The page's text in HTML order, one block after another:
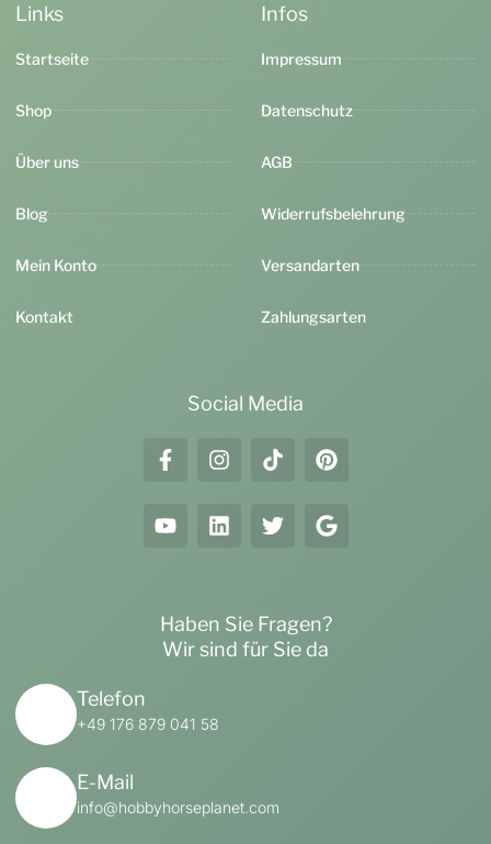
Links
Startseite
Shop
Über uns
Blog
Mein Konto
Kontakt
Infos
Impressum
Datenschutz
AGB
Widerrufsbelehrung
Versandarten
Zahlungsarten
Social Media
Haben Sie Fragen?
Wir sind für Sie da
Telefon
+49 176 879 041 58
E-Mail
info@hobbyhorseplanet.com